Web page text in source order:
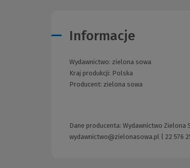
Informacje
Wydawnictwo: zielona sowa
Kraj produkcji: Polska
Producent: zielona sowa
Dane producenta: Wydawnictwo
wydawnictwo@zielonasowa.pl
22 576